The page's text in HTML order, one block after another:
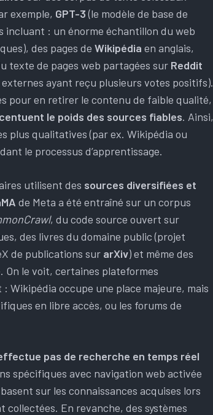
exemple, GPT-3(le modèle de base de
incluant : un énorme échantillon du web
des pages de Wikipédia en anglais,
texte de pages web partagées sur Reddit
ayant reçu plusieurs votes positifs).
pour en retirer le contenu de faible qualité,
le poids des sources fiables. Ainsi,
plus qualitatives (par ex. Wikipédia ou
le processus d’apprentissage.
utilisent des sources diversifiées et
de Meta a été entraîné sur un corpus
, du code source ouvert sur
des livres du domaine public (projet
de publications sur arXiv) et même des
. On le voit, certaines plateformes
Wikipédia occupe une place majeure, mais
en libre accès, ou les forums de
pas de recherche en temps réel
spécifiques avec navigation web activée
sur les connaissances acquises lors
En revanche, des systèmes